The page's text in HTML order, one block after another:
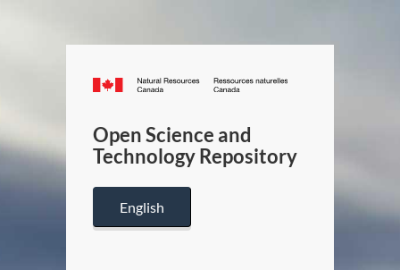
Canada.ca
/
Canada
Open Science and
Technology Repository
English